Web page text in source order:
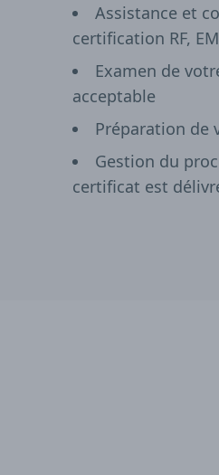
Assistance et
certification RF,
Examen de
acceptable
Préparation de
Gestion du
certificat est